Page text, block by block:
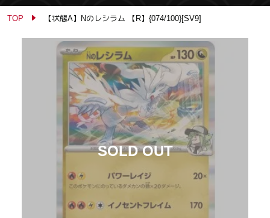
TOP 【状態A】Nのレシラム 【R】{074/100}[SV9]